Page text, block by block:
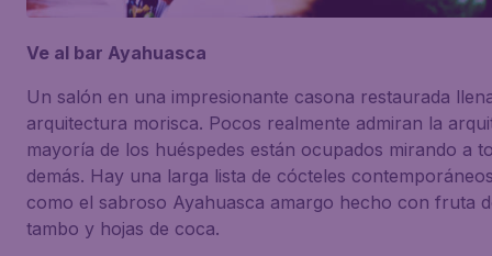
Ve al bar Ayahuasca
Un salón en una impresionante casona restaurada
arquitectura morisca. Pocos realmente admiran la
mayoría de los huéspedes están ocupados mirando a
demás. Hay una larga lista de cócteles
como el sabroso Ayahuasca amargo hecho con fruta
tambo y hojas de coca.